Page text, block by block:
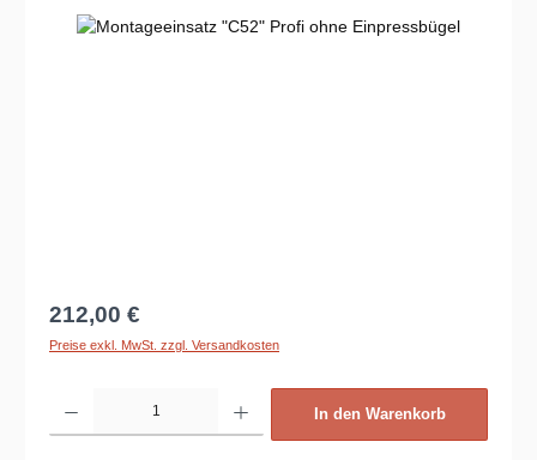
Bildergalerie überspringen
Regulärer Preis:
212,00 €
Preise exkl. MwSt. zzgl. Versandkosten
In den Warenkorb